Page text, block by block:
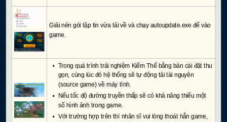
Giải nén gói tập tin vừa tải về và chạy autoupdate.exe để vào
game.
Trong quá trình trải nghiệm Kiếm Thế bằng bản cài đặt thu
gọn, cùng lúc đó hệ thống sẽ tự động tải tài nguyên
(source game) về máy tính.
Nếu tốc độ đường truyền thấp sẽ có khả năng thiếu một
số hình ảnh trong game.
Với trường hợp trên thì nhân sĩ vui lòng thoát hẳn game,